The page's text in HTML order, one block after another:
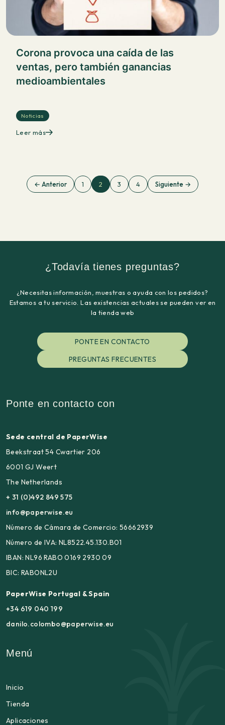
Corona provoca una caída de las
ventas, pero también ganancias
medioambientales
Noticias
Leer más
← Anterior 1 2 3 4 Siguiente →
¿Todavía tienes preguntas?
¿Necesitas información, muestras o ayuda con los pedidos?
Estamos a tu servicio. Las existencias actuales se pueden ver en
la tienda web
PONTE EN CONTACTO
PREGUNTAS FRECUENTES
Ponte en contacto con
Sede central de PaperWise
Beekstraat 54 Cwartier 206
6001 GJ Weert
The Netherlands
+ 31 (0)492 849 575
info@paperwise.eu
Número de Cámara de Comercio: 56662939
Número de IVA: NL8522.45.130.B01
IBAN: NL96 RABO 0169 2930 09
BIC: RABONL2U
PaperWise Portugal & Spain
+34 619 040 199
danilo.colombo@paperwise.eu
Menú
Inicio
Tienda
Aplicaciones